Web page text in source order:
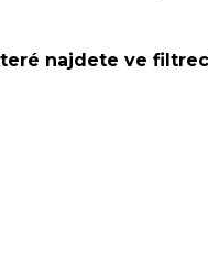
najdete ve